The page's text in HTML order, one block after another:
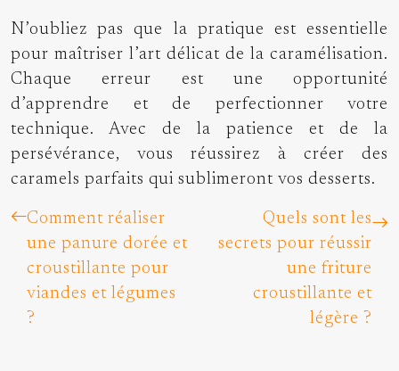
N’oubliez pas que la pratique est essentielle
pour maîtriser l’art délicat de la caramélisation.
Chaque erreur est une opportunité
d’apprendre et de perfectionner votre
technique. Avec de la patience et de la
persévérance, vous réussirez à créer des
caramels parfaits qui sublimeront vos desserts.
Comment réaliser
une panure dorée et
croustillante pour
viandes et légumes
?
Quels sont les
secrets pour réussir
une friture
croustillante et
légère ?